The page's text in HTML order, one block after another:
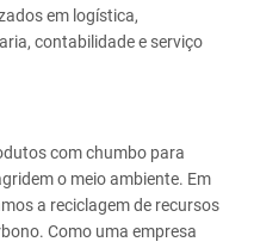
em logística,
contabilidade e serviço
com chumbo para
o meio ambiente. Em
a reciclagem de recursos
Como uma empresa